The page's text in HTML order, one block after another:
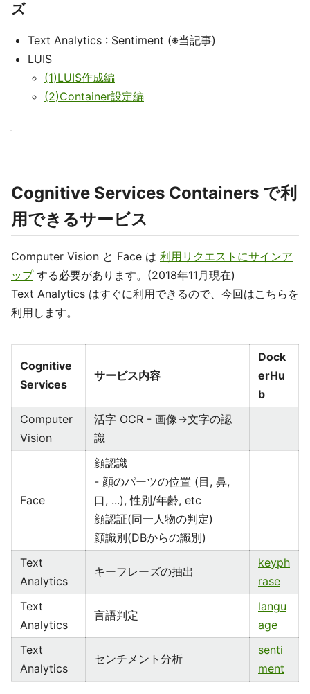
ズ
Text Analytics : Sentiment (※当記事)
LUIS
(1)LUIS作成編
(2)Container設定編
Cognitive Services Containers で利
用できるサービス
Computer Vision と Face は 利用リクエストにサインア
ップする必要があります。(2018年11月現在)
Text Analytics はすぐに利用できるので、今回はこちらを
利用します。
Cognitive
Services
サービス内容
Dock
erHu
b
Computer
Vision
活字 OCR - 画像→文字の認
識
Face
顔認識
- 顔のパーツの位置 (目, 鼻,
口, ...), 性別/年齢, etc
顔認証(同一人物の判定)
顔識別(DBからの識別)
Text
Analytics
キーフレーズの抽出
keyph
rase
Text
Analytics
言語判定
langu
age
Text
Analytics
センチメント分析
senti
ment